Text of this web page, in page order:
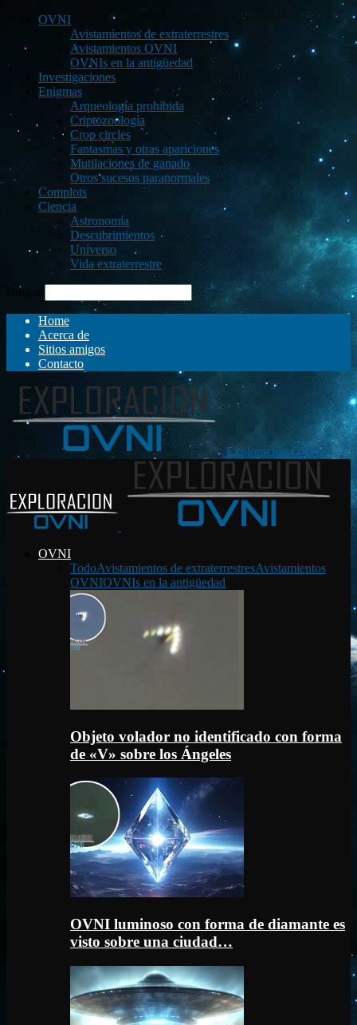
OVNI
Avistamientos de extraterrestres
Avistamientos OVNI
OVNIs en la antigüedad
Investigaciones
Enigmas
Arqueología prohibida
Criptozoología
Crop circles
Fantasmas y otras apariciones
Mutilaciones de ganado
Otros sucesos paranormales
Complots
Ciencia
Astronomía
Descubrimientos
Universo
Vida extraterrestre
Buscar
Home
Acerca de
Sitios amigos
Contacto
Exploración OVNI
OVNI
TodoAvistamientos de extraterrestresAvistamientos
OVNIOVNIs en la antigüedad
Objeto volador no identificado con forma
de «V» sobre los Ángeles
OVNI luminoso con forma de diamante es
visto sobre una ciudad…